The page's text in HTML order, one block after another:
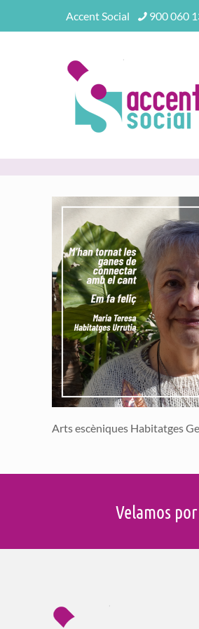
Accent Social 900 060
Arts escèniques Habitatges
Velamos por